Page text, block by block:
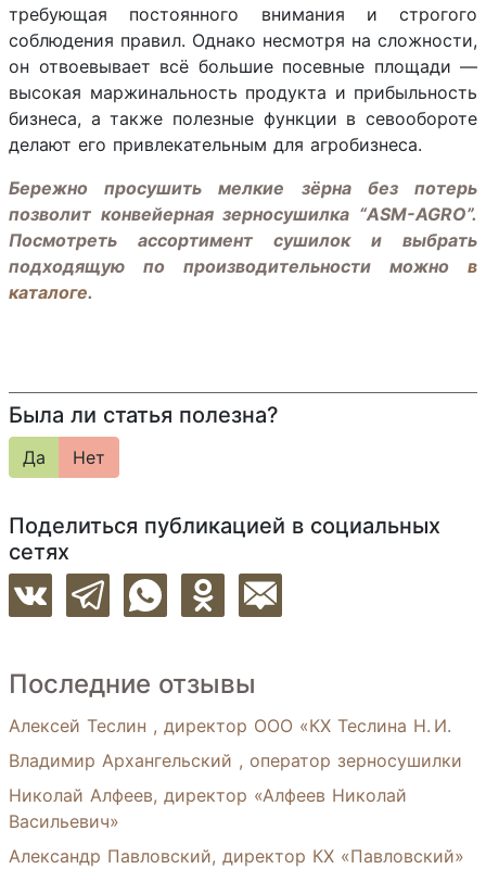
требующая постоянного внимания и строгого
соблюдения правил. Однако несмотря на сложности,
он отвоевывает всё большие посевные площади —
высокая маржинальность продукта и прибыльность
бизнеса, а также полезные функции в севообороте
делают его привлекательным для агробизнеса.
Бережно просушить мелкие зёрна без потерь
позволит конвейерная зерносушилка “ASM-AGRO”.
Посмотреть ассортимент сушилок и выбрать
подходящую по производительности можно в
каталоге.
Последние отзывы
Алексей Теслин , директор ООО «КХ Теслина Н. И.
Владимир Архангельский , оператор зерносушилки
Николай Алфеев, директор «Алфеев Николай
Васильевич»
Александр Павловский, директор КХ «Павловский»
Была ли статья полезна?
Да Нет
Поделиться публикацией в социальных
сетях